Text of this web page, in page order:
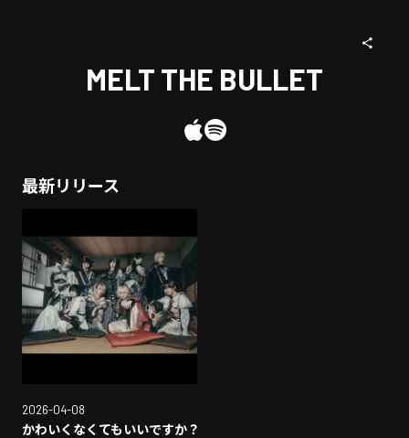
MELT THE BULLET
最新リリース
2026-04-08
かわいくなくてもいいですか？